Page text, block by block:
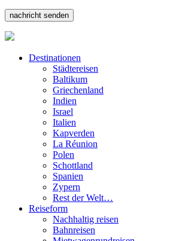
Destinationen
Städtereisen
Baltikum
Griechenland
Indien
Israel
Italien
Kapverden
La Réunion
Polen
Schottland
Spanien
Zypern
Rest der Welt…
Reiseform
Nachhaltig reisen
Bahnreisen